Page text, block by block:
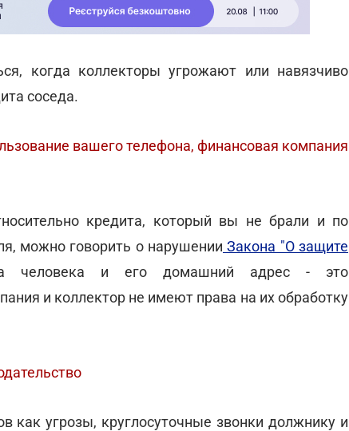
когда коллекторы угрожают или навязчиво
соседа.
вашего телефона, финансовая компания
кредита, который вы не брали и по
можно говорить о нарушении Закона "О защите
человека и его домашний адрес - это
и коллектор не имеют права на их обработку
как угрозы, круглосуточные звонки должнику и